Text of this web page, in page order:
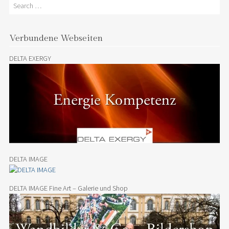
Search
Verbundene Webseiten
DELTA EXERGY
DELTA IMAGE
DELTA IMAGE Fine Art – Galerie und Shop